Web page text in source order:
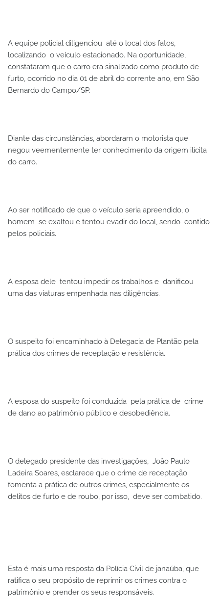
A equipe policial diligenciou até o local dos fatos,
localizando o veículo estacionado. Na oportunidade,
constataram que o carro era sinalizado como produto de
furto, ocorrido no dia 01 de abril do corrente ano, em São
Bernardo do Campo/SP.
Diante das circunstâncias, abordaram o motorista que
negou veementemente ter conhecimento da origem ilícita
do carro.
Ao ser notificado de que o veículo seria apreendido, o
homem se exaltou e tentou evadir do local, sendo contido
pelos policiais.
A esposa dele tentou impedir os trabalhos e danificou
uma das viaturas empenhada nas diligências.
O suspeito foi encaminhado à Delegacia de Plantão pela
prática dos crimes de receptação e resistência.
A esposa do suspeito foi conduzida pela prática de crime
de dano ao patrimônio público e desobediência.
O delegado presidente das investigações, João Paulo
Ladeira Soares, esclarece que o crime de receptação
fomenta a prática de outros crimes, especialmente os
delitos de furto e de roubo, por isso, deve ser combatido.
Esta é mais uma resposta da Polícia Civil de janaúba, que
ratifica o seu propósito de reprimir os crimes contra o
patrimônio e prender os seus responsáveis.